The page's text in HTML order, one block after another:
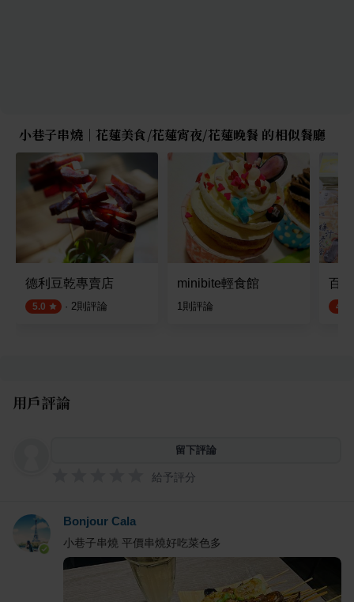
小巷子串燒｜花蓮美食/花蓮宵夜/花蓮晚餐 的相似餐廳
德利豆乾專賣店
5.0 · 2則評論
minibite輕食館
1則評論
百
4.5
用戶評論
留下評論
給予評分
Bonjour Cala
小巷子串燒 平價串燒好吃菜色多